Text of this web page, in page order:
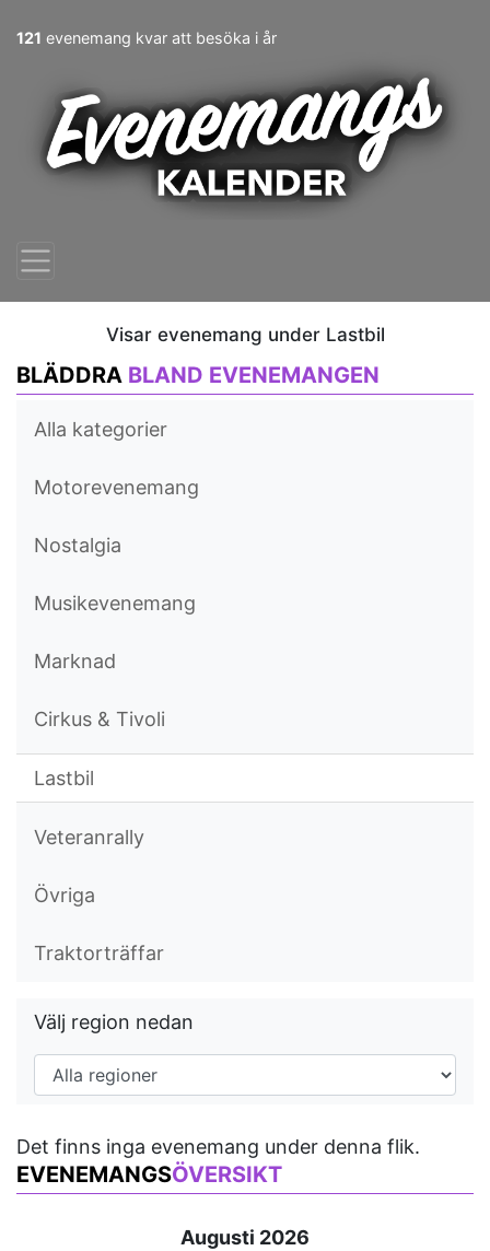
121 evenemang kvar att besöka i år
Visar evenemang under Lastbil
BLÄDDRA BLAND EVENEMANGEN
Alla kategorier
Motorevenemang
Nostalgia
Musikevenemang
Marknad
Cirkus & Tivoli
Lastbil
Veteranrally
Övriga
Traktorträffar
Välj region nedan
Det finns inga evenemang under denna flik.
EVENEMANGSÖVERSIKT
Augusti 2026